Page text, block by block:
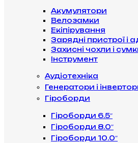
Акумулятори
Велозамки
Екіпірування
Зарядні пристрої і
Захисні чохли і
Інструмент
Аудіотехніка
Генератори і
Гіроборди
Гіроборди 6.5″
Гіроборди 8.0″
Гіроборди 10.0″